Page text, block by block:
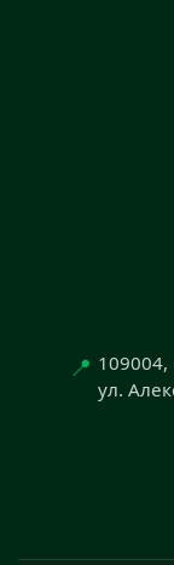
📍 109004,
ул.